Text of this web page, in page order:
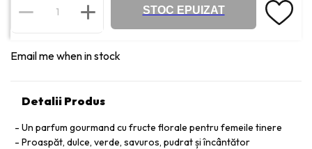
STOC EPUIZAT
Email me when in stock
Detalii Produs
Un parfum gourmand cu fructe florale pentru femeile tinere
Proaspăt, dulce, verde, savuros, pudrat și încântător